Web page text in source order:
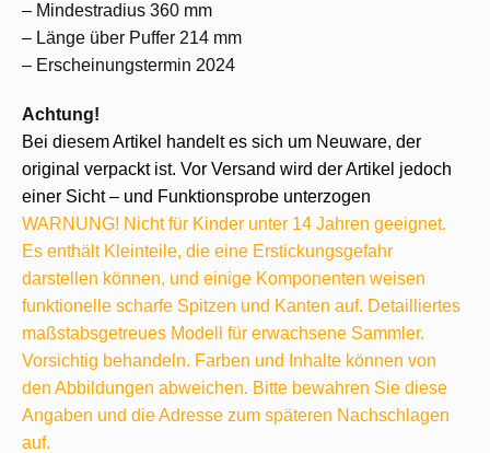
– Mindestradius 360 mm
– Länge über Puffer 214 mm
– Erscheinungstermin 2024
Achtung!
Bei diesem Artikel handelt es sich um Neuware, der
original verpackt ist. Vor Versand wird der Artikel jedoch
einer Sicht – und Funktionsprobe unterzogen
WARNUNG! Nicht für Kinder unter 14 Jahren geeignet.
Es enthält Kleinteile, die eine Erstickungsgefahr
darstellen können, und einige Komponenten weisen
funktionelle scharfe Spitzen und Kanten auf. Detailliertes
maßstabsgetreues Modell für erwachsene Sammler.
Vorsichtig behandeln. Farben und Inhalte können von
den Abbildungen abweichen. Bitte bewahren Sie diese
Angaben und die Adresse zum späteren Nachschlagen
auf.